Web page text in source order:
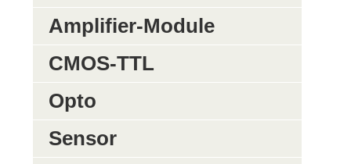
Amplifier-Module
CMOS-TTL
Opto
Sensor